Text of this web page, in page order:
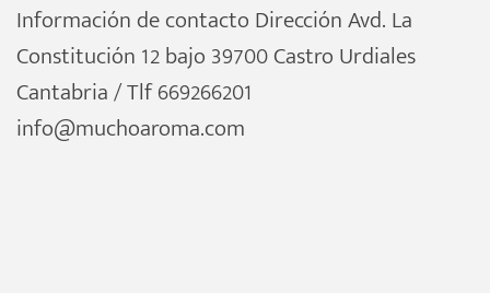
Información de contacto Dirección Avd. La
Constitución 12 bajo 39700 Castro Urdiales
Cantabria / Tlf 669266201
info@muchoaroma.com